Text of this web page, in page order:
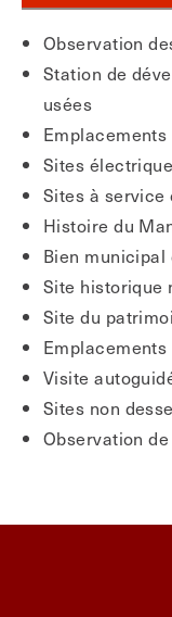
Observation
Station de
usées
Sites
Sites à service
Histoire du
Bien
Site historique
Site du
Visite
Sites non
Observation